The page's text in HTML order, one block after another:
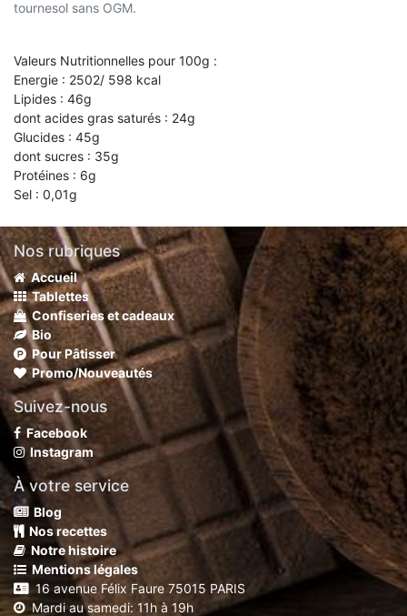
tournesol sans OGM.
Valeurs Nutritionnelles pour 100g :
Energie : 2502/ 598 kcal
Lipides : 46g
dont acides gras saturés : 24g
Glucides : 45g
dont sucres : 35g
Protéines : 6g
Sel : 0,01g
Nos rubriques
Accueil
Tablettes
Confiseries et cadeaux
Bio
Pour Pâtisser
Promo/Nouveautés
Suivez-nous
Facebook
Instagram
À votre service
Blog
Nos recettes
Notre histoire
Mentions légales
16 avenue Félix Faure 75015 PARIS
Mardi au samedi: 11h à 19h